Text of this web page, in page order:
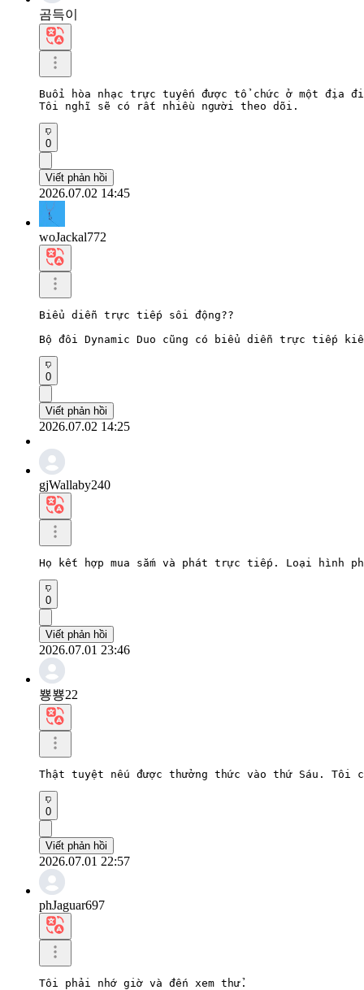
곰득이
Buổi hòa nhạc trực tuyến được tổ chức ở một địa
Tôi nghĩ sẽ có rất nhiều người theo dõi.
0
Viết phản hồi
2026.07.02 14:45
woJackal772
Biểu diễn trực tiếp sôi động??
Bộ đôi Dynamic Duo cũng có biểu diễn trực tiếp
0
Viết phản hồi
2026.07.02 14:25
gjWallaby240
Họ kết hợp mua sắm và phát trực tiếp. Loại hình
0
Viết phản hồi
2026.07.01 23:46
뿅뿅22
Thật tuyệt nếu được thưởng thức vào thứ Sáu.
0
Viết phản hồi
2026.07.01 22:57
phJaguar697
Tôi phải nhớ giờ và đến xem thử.